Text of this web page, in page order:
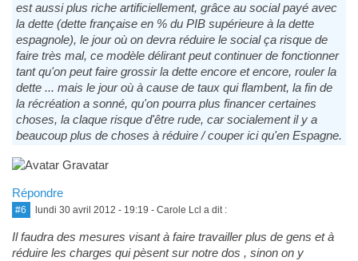
est aussi plus riche artificiellement, grâce au social payé avec
la dette (dette française en % du PIB supérieure à la dette
espagnole), le jour où on devra réduire le social ça risque de
faire très mal, ce modèle délirant peut continuer de fonctionner
tant qu'on peut faire grossir la dette encore et encore, rouler la
dette ... mais le jour où à cause de taux qui flambent, la fin de
la récréation a sonné, qu'on pourra plus financer certaines
choses, la claque risque d'être rude, car socialement il y a
beaucoup plus de choses à réduire / couper ici qu'en Espagne.
Répondre
#6 lundi 30 avril 2012 - 19:19 - Carole Lcl a dit :
Il faudra des mesures visant à faire travailler plus de gens et à
réduire les charges qui pèsent sur notre dos , sinon on y